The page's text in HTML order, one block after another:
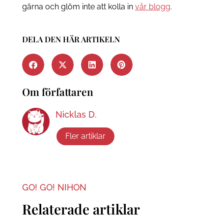
gärna och glöm inte att kolla in vår blogg.
DELA DEN HÄR ARTIKELN
Om författaren
Nicklas D.
Fler artiklar
GO! GO! NIHON
Relaterade artiklar